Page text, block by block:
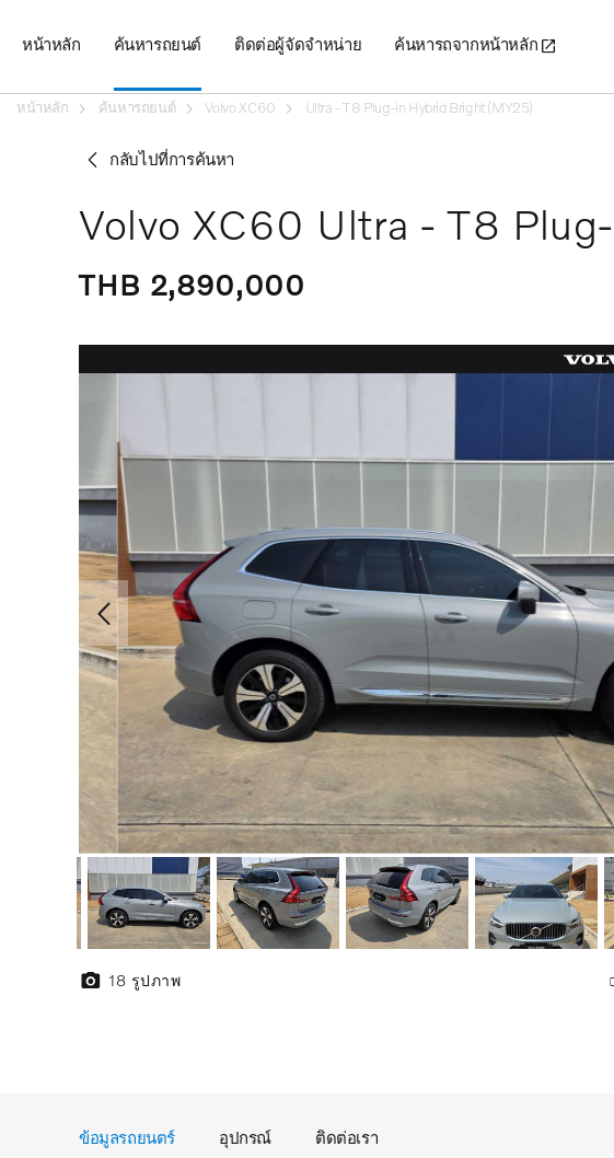
หน้าหลัก ค้นหารถยนต์ ติดต่อผู้จัดจำหน่าย ค้นหารถจากหน้าหลัก
หน้าหลัก ค้นหารถยนต์ Volvo XC60 Ultra - T8 Plug-in Hybrid Bright (MY25)
กลับไปที่การค้นหา
Volvo XC60 Ultra - T8
THB 2,890,000
18 รูปภาพ
ข้อมูลรถยนตร์ อุปกรณ์ ติดต่อเรา